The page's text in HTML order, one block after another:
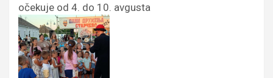
očekuje od 4. do 10. avgusta